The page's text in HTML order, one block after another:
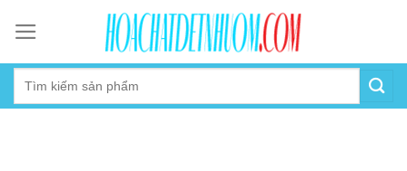
content